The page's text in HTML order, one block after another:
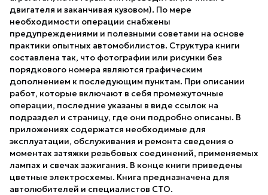
двигателя и заканчивая кузовом). По мере
необходимости операции снабжены
предупреждениями и полезными советами на основе
практики опытных автомобилистов. Структура книги
составлена так, что фотографии или рисунки без
порядкового номера являются графическим
дополнением к последующим пунктам. При описании
работ, которые включают в себя промежуточные
операции, последние указаны в виде ссылок на
подраздел и страницу, где они подробно описаны. В
приложениях содержатся необходимые для
эксплуатации, обслуживания и ремонта сведения о
моментах затяжки резьбовых соединений, применяемых
лампах и свечах зажигания. В конце книги приведены
цветные электросхемы. Книга предназначена для
автолюбителей и специалистов СТО.